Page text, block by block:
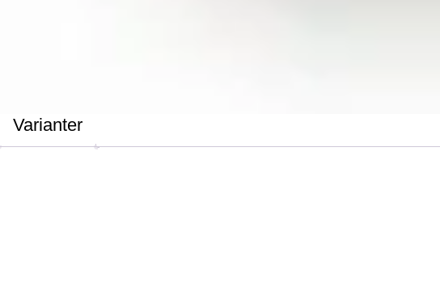
Varianter